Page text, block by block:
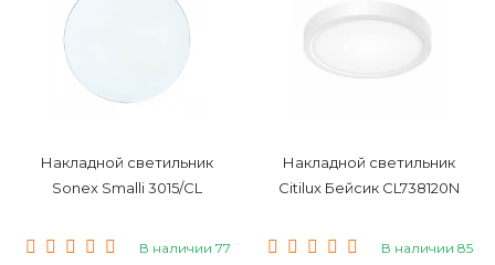
Накладной светильник
Sonex Smalli 3015/CL
В наличии 77
Накладной светильник
Citilux Бейсик CL738120N
В наличии 85